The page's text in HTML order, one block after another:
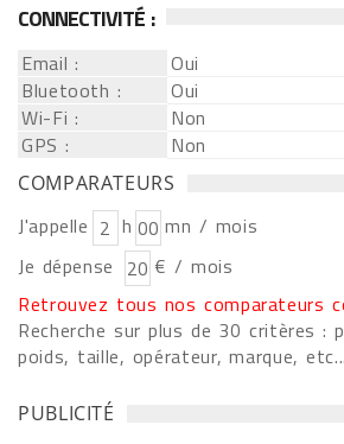
CONNECTIVITÉ :
Email :
Oui
Bluetooth :
Oui
Wi-Fi :
Non
GPS :
Non
COMPARATEURS
J'appelle h
mn / mois
Je dépense
€ / mois
Retrouvez tous nos comparateurs
Recherche sur plus de 30 critères :
poids, taille, opérateur, marque,
PUBLICITÉ